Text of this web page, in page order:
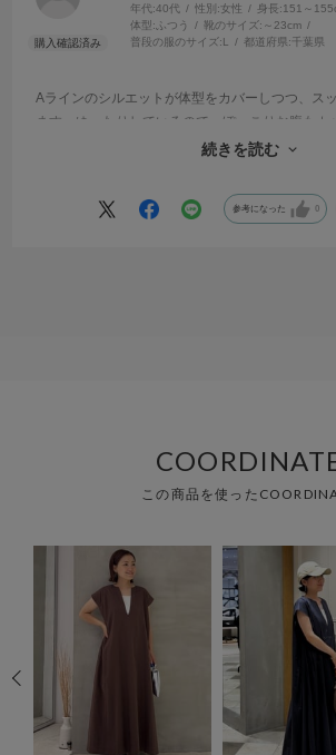
年代:40代 性別:女性 身長:151～
体型: ふつう 靴のサイズ: ～23cm
普段の服のサイズ:L 都道府県:千葉県
Aラインのシルエットが体型をカバーしつつ、ス
ます。ゆったりしているので、ぽっこりお腹もカ
続きを読む
参考になった 0
この商品を使った